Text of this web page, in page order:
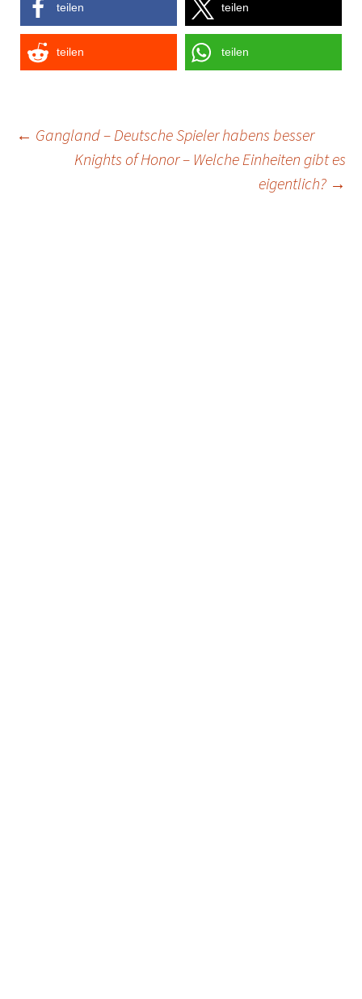
teilen teilen
teilen teilen
Post
← Gangland – Deutsche Spieler habens besser
Knights of Honor – Welche Einheiten gibt es
eigentlich? →